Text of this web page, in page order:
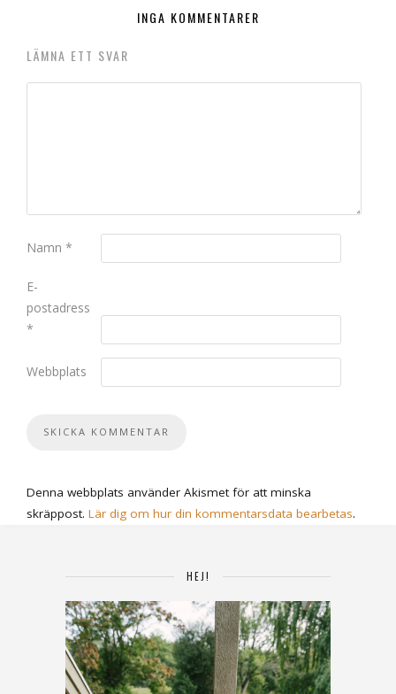
INGA KOMMENTARER
LÄMNA ETT SVAR
Namn *
E-
postadress
*
Webbplats
Denna webbplats använder Akismet för att minska
skräppost. Lär dig om hur din kommentarsdata bearbetas.
HEJ!